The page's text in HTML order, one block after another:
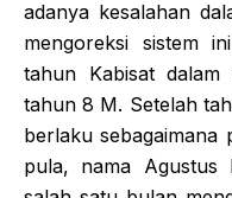
adanya kesalahan
mengoreksi sistem
tahun Kabisat
tahun 8 M. Setelah
berlaku sebagaimana
pula, nama Agustus